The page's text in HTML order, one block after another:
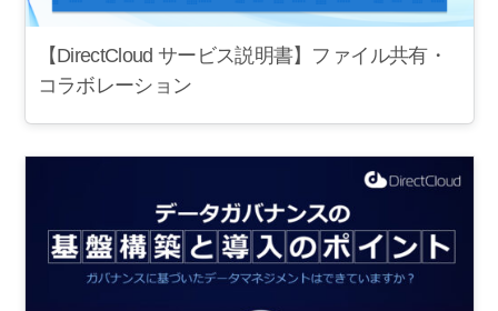
【DirectCloud サービス説明書】ファイル共有・
コラボレーション